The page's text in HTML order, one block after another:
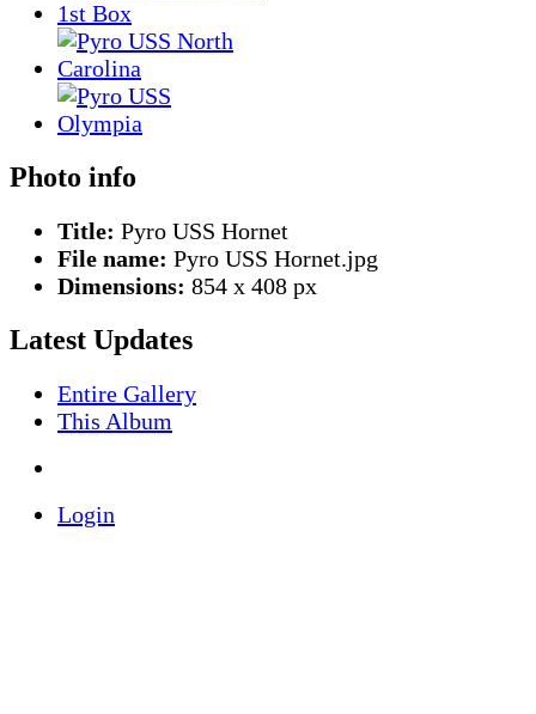
Photo info
Title: Pyro USS Hornet
File name: Pyro USS Hornet.jpg
Dimensions: 854 x 408 px
Latest Updates
Entire Gallery
This Album
Login